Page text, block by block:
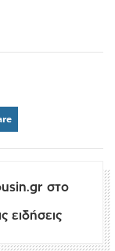
στο
ειδήσεις